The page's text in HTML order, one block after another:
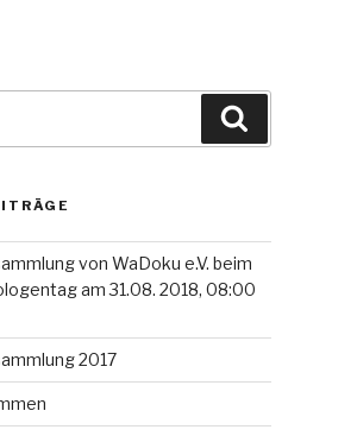
von WaDoku e.V. beim
am 31.08. 2018, 08:00
2017